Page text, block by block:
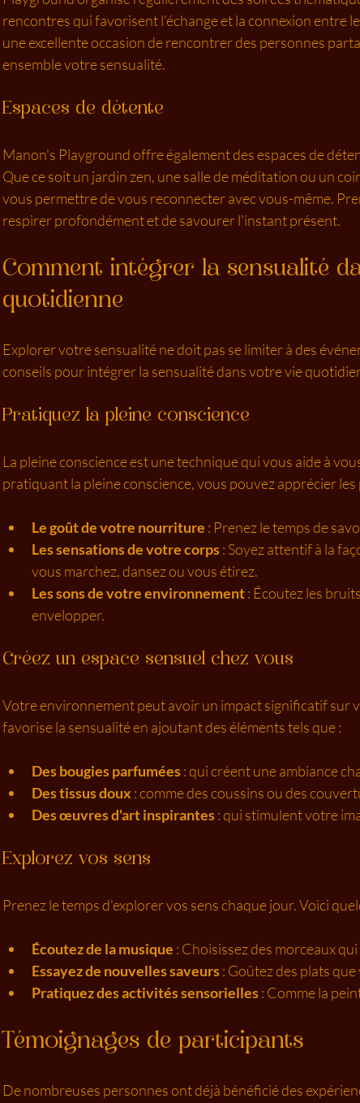
rencontres qui favorisent l'échange et la connexion entre
une excellente occasion de rencontrer des personnes
ensemble votre sensualité.
Espaces de détente
Manon's Playground offre également des espaces de
Que ce soit un jardin zen, une salle de méditation ou un
vous permettre de vous reconnecter avec vous-même.
respirer profondément et de savourer l'instant présent.
Comment intégrer la sensualité
quotidienne
Explorer votre sensualité ne doit pas se limiter à des
conseils pour intégrer la sensualité dans votre vie
Pratiquez la pleine conscience
La pleine conscience est une technique qui vous aide à
pratiquant la pleine conscience, vous pouvez apprécier les
Le goût de votre nourriture : Prenez le temps de
Les sensations de votre corps : Soyez attentif à la
vous marchez, dansez ou vous étirez.
Les sons de votre environnement : Écoutez les
envelopper.
Créez un espace sensuel chez vous
Votre environnement peut avoir un impact significatif sur
favorise la sensualité en ajoutant des éléments tels que :
Des bougies parfumées : qui créent une ambiance
Des tissus doux : comme des coussins ou des
Des œuvres d'art inspirantes : qui stimulent votre
Explorez vos sens
Prenez le temps d'explorer vos sens chaque jour. Voici
Écoutez de la musique : Choisissez des morceaux
Essayez de nouvelles saveurs : Goûtez des plats
Pratiquez des activités sensorielles : Comme la
Témoignages de participants
De nombreuses personnes ont déjà bénéficié des